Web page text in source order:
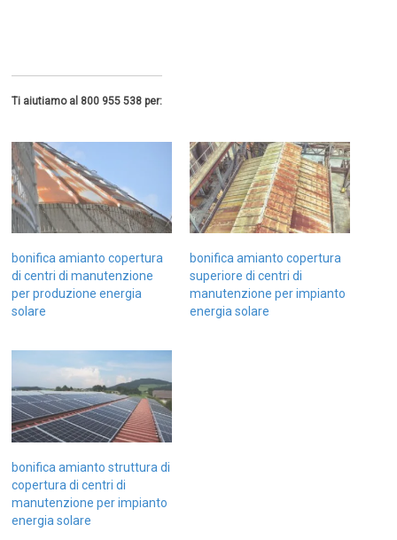
Ti aiutiamo al 800 955 538 per:
bonifica amianto copertura
di centri di manutenzione
per produzione energia
solare
bonifica amianto copertura
superiore di centri di
manutenzione per impianto
energia solare
bonifica amianto struttura di
copertura di centri di
manutenzione per impianto
energia solare